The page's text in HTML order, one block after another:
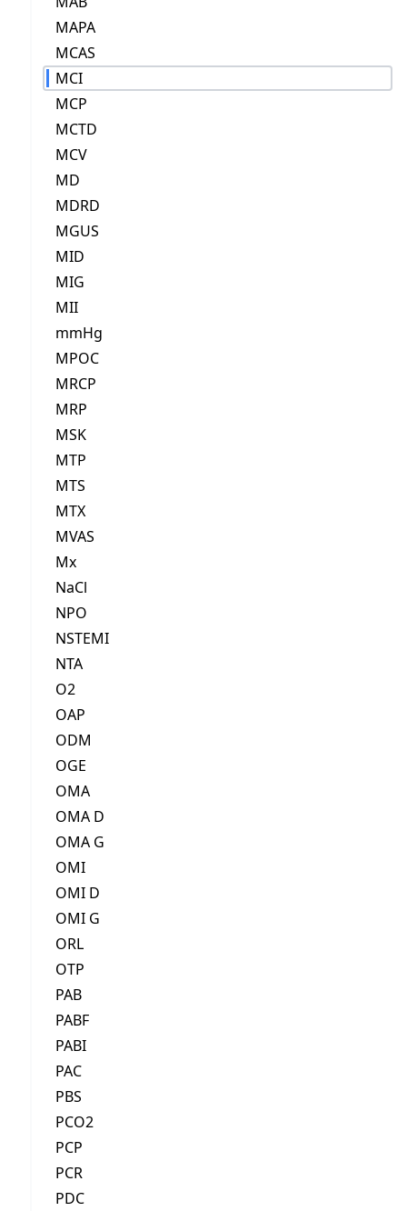
MAPA
MCAS
MCI
MCP
MCTD
MCV
MD
MDRD
MGUS
MID
MIG
MII
mmHg
MPOC
MRCP
MRP
MSK
MTP
MTS
MTX
MVAS
Mx
NaCl
NPO
NSTEMI
NTA
O2
OAP
ODM
OGE
OMA
OMA D
OMA G
OMI
OMI D
OMI G
ORL
OTP
PAB
PABF
PABI
PAC
PBS
PCO2
PCP
PCR
PDC